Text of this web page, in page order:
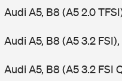
Audi A5, B8 (A5 2.0
Audi A5, B8 (A5 3.2
Audi A5, B8 (A5 3.2 FSI